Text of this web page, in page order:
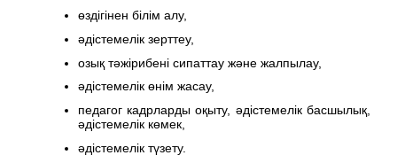
өздігінен білім алу,
әдістемелік зерттеу,
озық тәжірибені сипаттау және жалпылау,
әдістемелік өнім жасау,
педагог кадрларды оқыту, әдістемелік басшылық,
әдістемелік көмек,
әдістемелік түзету.